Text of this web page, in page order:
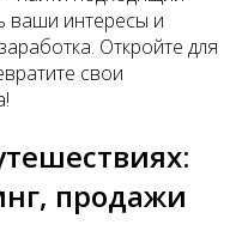
ваши интересы и
Откройте для
свои
продажи